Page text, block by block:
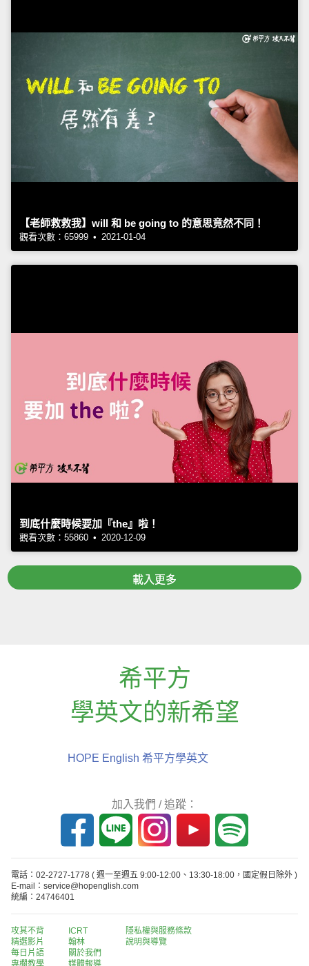
【老師救救我】will 和 be going to 的意思竟然不同！
觀看次數：65999 • 2021-01-04
到底什麼時候要加『the』啦！
觀看次數：55860 • 2020-12-09
載入更多
希平方
學英文的新希望
HOPE English 希平方學英文
加入我們 / 追蹤：
電話：02-2727-1778 ( 週一至週五 9:00-12:00、13:30-18:00，國定假日除外 )
E-mail：service@hopenglish.com
統編：24746401
攻其不背
精選影片
每日片語
專欄教學
ICRT
翰林
關於我們
媒體報導
隱私權與服務條款
說明與導覽